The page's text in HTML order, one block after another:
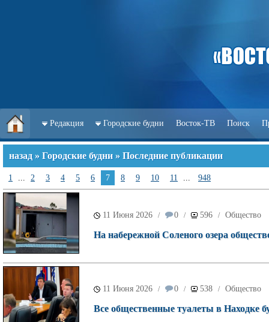
Редакция Городские будни Восток-ТВ Поиск
назад » Городские будни » Последние публикации
1 ... 2 3 4 5 6 7 8 9 10 11 ... 948
11 Июня 2026 / 0 / 596 / Общество
На набережной Соленого озера
11 Июня 2026 / 0 / 538 / Общество
Все общественные туалеты в Находке